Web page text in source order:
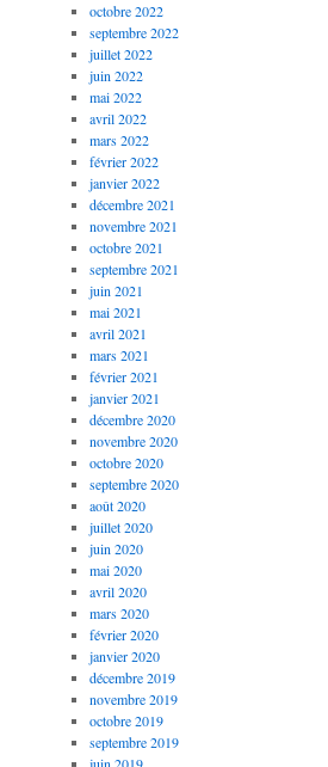
octobre 2022
septembre 2022
juillet 2022
juin 2022
mai 2022
avril 2022
mars 2022
février 2022
janvier 2022
décembre 2021
novembre 2021
octobre 2021
septembre 2021
juin 2021
mai 2021
avril 2021
mars 2021
février 2021
janvier 2021
décembre 2020
novembre 2020
octobre 2020
septembre 2020
août 2020
juillet 2020
juin 2020
mai 2020
avril 2020
mars 2020
février 2020
janvier 2020
décembre 2019
novembre 2019
octobre 2019
septembre 2019